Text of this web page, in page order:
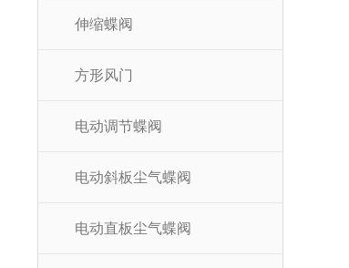
伸缩蝶阀
方形风门
电动调节蝶阀
电动斜板尘气蝶阀
电动直板尘气蝶阀